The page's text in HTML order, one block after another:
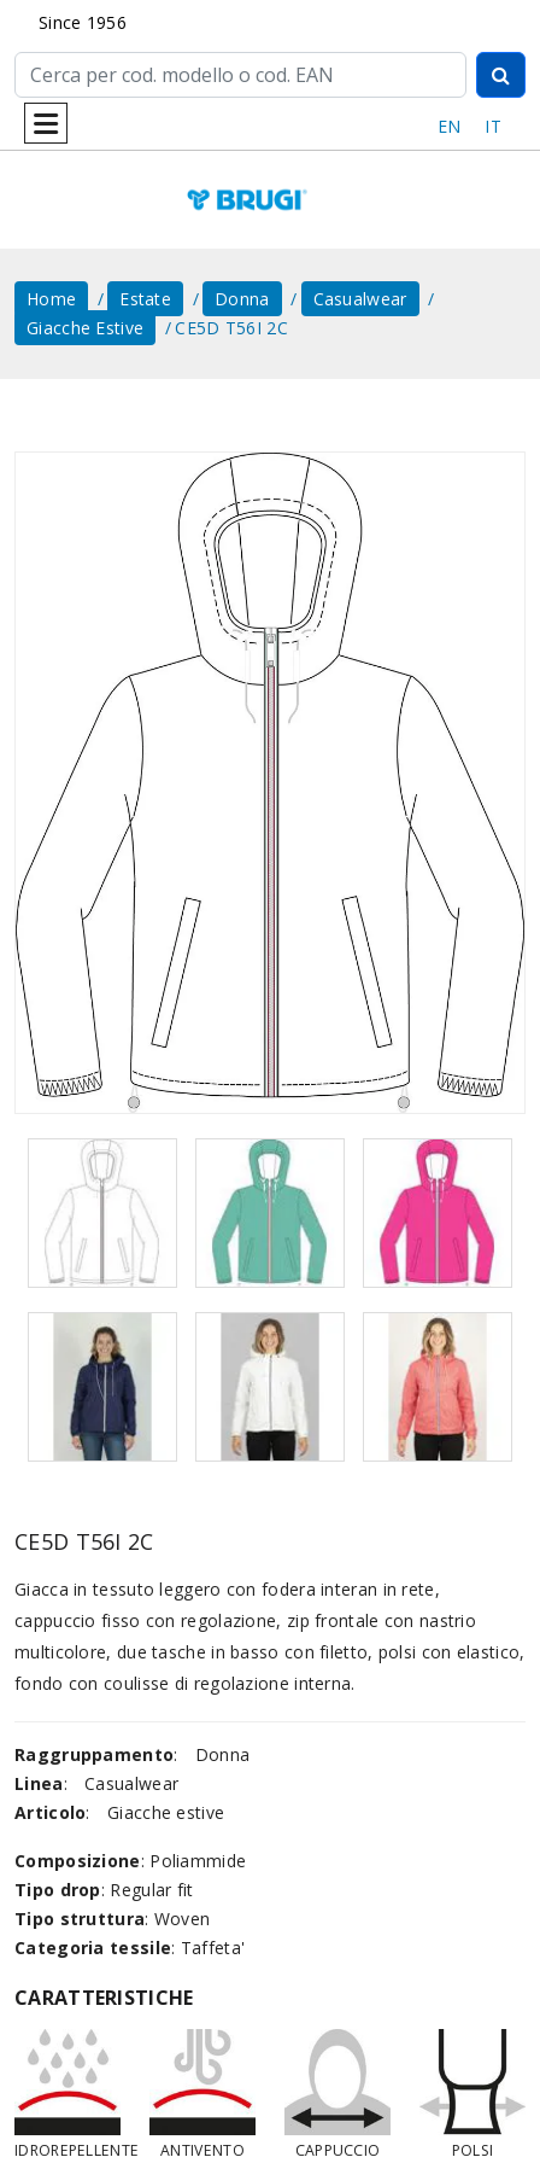
Since 1956
EN IT
Home Estate Donna
Casualwear
Giacche Estive
CE5D T56I 2C
CE5D T56I 2C
Giacca in tessuto leggero con fodera interan in rete,
cappuccio fisso con regolazione, zip frontale con nastrio
multicolore, due tasche in basso con filetto, polsi con elastico,
fondo con coulisse di regolazione interna.
Raggruppamento:
Donna
Linea:
Casualwear
Articolo: Giacche estive
Composizione: Poliammide
Tipo drop: Regular fit
Tipo struttura: Woven
Categoria tessile: Taffeta'
CARATTERISTICHE
IDROREPELLENTE ANTIVENTO CAPPUCCIO POLSI